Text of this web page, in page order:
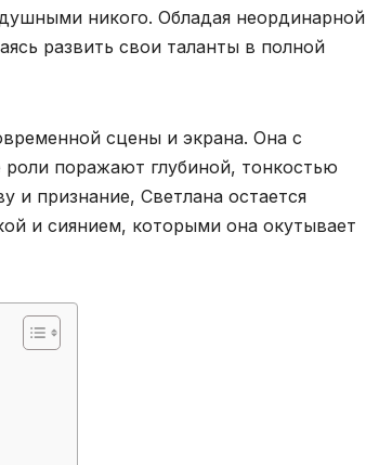
никого. Обладая неординарной
развить свои таланты в полной
сцены и экрана. Она с
поражают глубиной, тонкостью
и признание, Светлана остается
и сиянием, которыми она окутывает